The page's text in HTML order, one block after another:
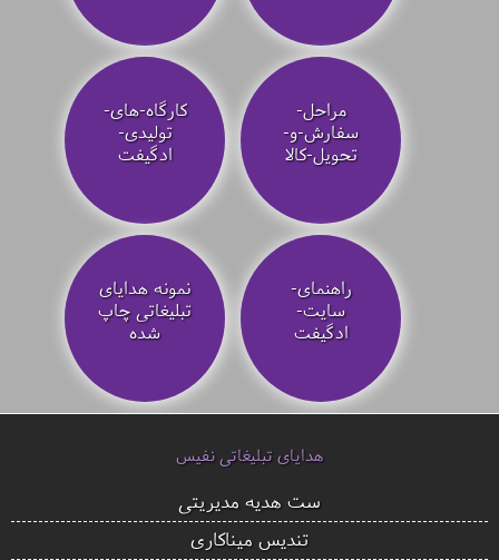
مراحل-
سفارش-و-
تحویل-کالا
کارگاه-های-
تولیدی-
ادگیفت
راهنمای-
سایت-
ادگیفت
نمونه هدایای
تبلیغاتی چاپ
شده
هدایای تبلیغاتی نفیس
ست هدیه مدیریتی
تندیس میناکاری